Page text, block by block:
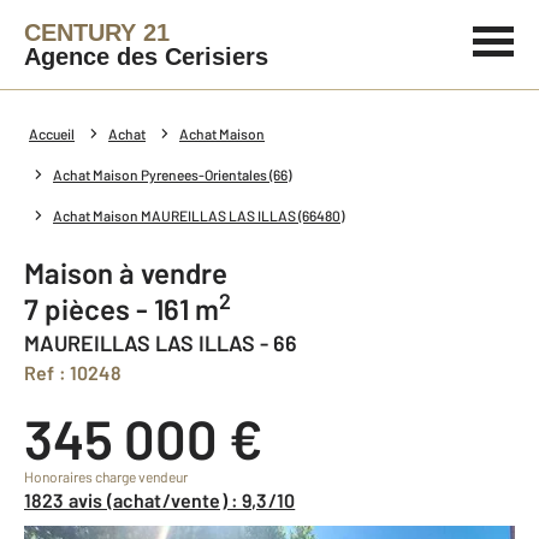
CENTURY 21
Agence des Cerisiers
Accueil Achat Achat Maison
Achat Maison Pyrenees-Orientales (66)
Achat Maison MAUREILLAS LAS ILLAS (66480)
Maison à vendre
7 pièces - 161 m2
MAUREILLAS LAS ILLAS - 66
Ref : 10248
345 000 €
Honoraires charge vendeur
1823 avis (achat/vente) : 9,3/10